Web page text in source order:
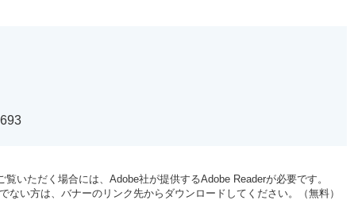
覧いただく場合には、Adobe社が提供するAdobe Readerが必要です。
ない方は、バナーのリンク先からダウンロードしてください。（無料）